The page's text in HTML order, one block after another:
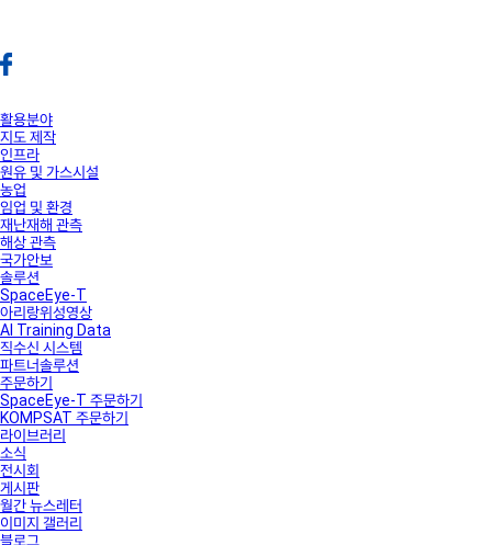
활용분야
지도 제작
인프라
원유 및 가스시설
농업
임업 및 환경
재난재해 관측
해상 관측
국가안보
솔루션
SpaceEye-T
아리랑위성영상
AI Training Data
직수신 시스템
파트너솔루션
주문하기
SpaceEye-T 주문하기
KOMPSAT 주문하기
라이브러리
소식
전시회
게시판
월간 뉴스레터
이미지 갤러리
블로그